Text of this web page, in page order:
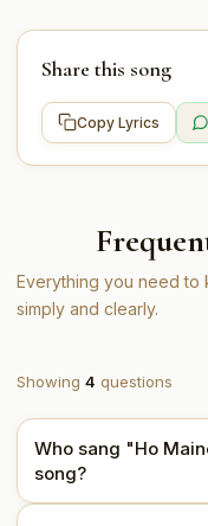
Share this song
Copy Lyrics
Everything you need to
simply and clearly.
Showing 4 questions
Who sang "Ho Maine
song?